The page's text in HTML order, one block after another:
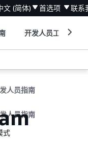
文 (简体) 首选项 联系
开发人员工具
人员指南
人员指南
式